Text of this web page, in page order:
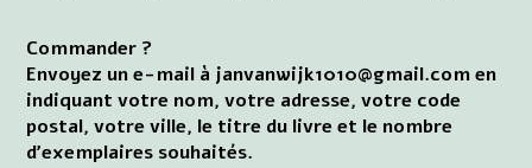
Commander ?
Envoyez un e-mail à janvanwijk1010@gmail.com en
indiquant votre nom, votre adresse, votre code
postal, votre ville, le titre du livre et le nombre
d'exemplaires souhaités.